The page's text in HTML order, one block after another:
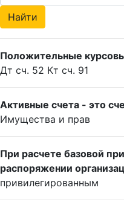
Положительные
Дт сч. 52 Кт сч. 91
Активные счета - это
Имущества и прав
При расчете базовой
распоряжении
привилегированным